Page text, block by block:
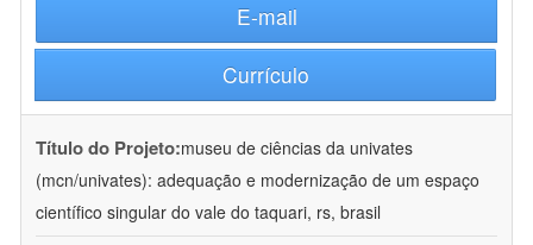
E-mail
Currículo
Título do Projeto:museu de ciências da univates
(mcn/univates): adequação e modernização de um espaço
científico singular do vale do taquari, rs, brasil